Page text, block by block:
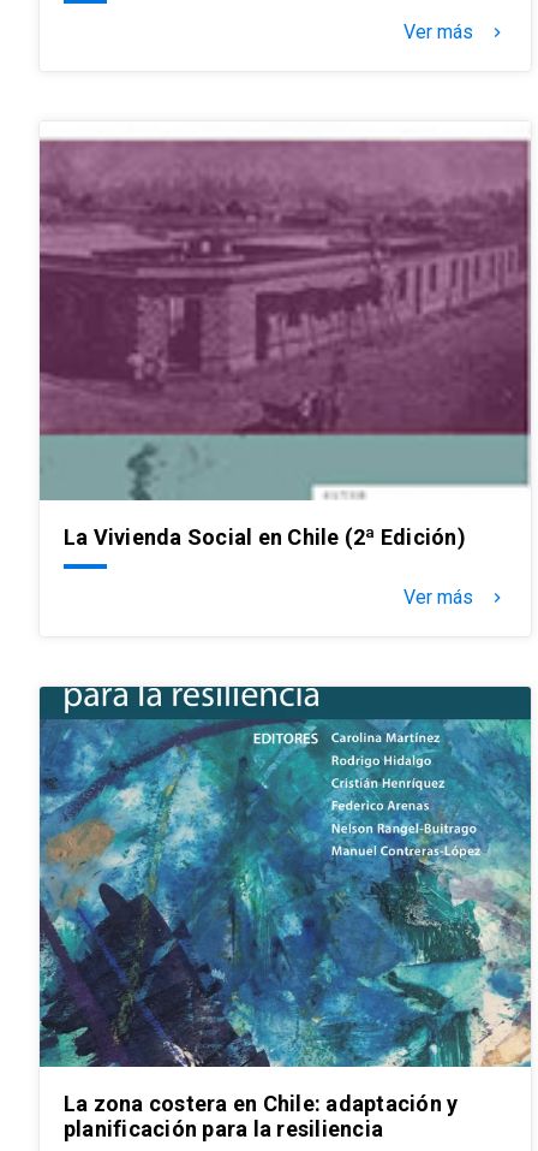
Ver más keyboard_arrow_right
La Vivienda Social en Chile (2ª Edición)
Ver más keyboard_arrow_right
La zona costera en Chile: adaptación y
planificación para la resiliencia